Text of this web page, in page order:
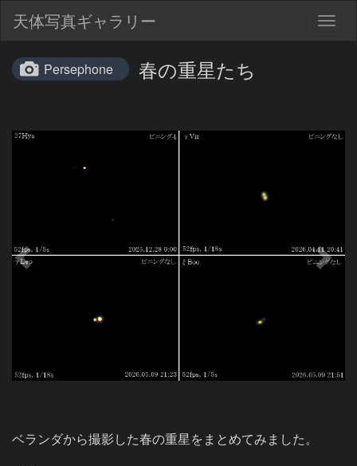
天体写真ギャラリー
Persephone 春の重星たち
ベランダから撮影した春の重星をまとめてみました。